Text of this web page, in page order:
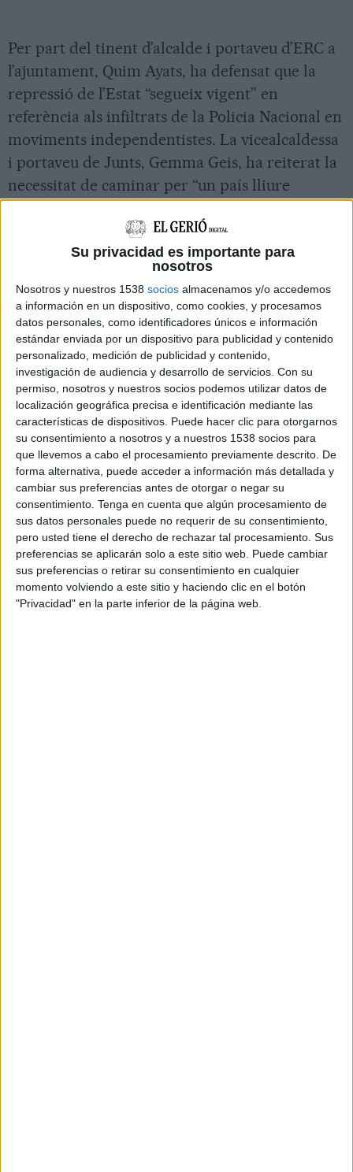
Su privacidad es importante para
nosotros
Nosotros y nuestros 1538 socios almacenamos y/o accedemos
a información en un dispositivo, como cookies, y procesamos
datos personales, como identificadores únicos e información
estándar enviada por un dispositivo para publicidad y contenido
personalizado, medición de publicidad y contenido,
investigación de audiencia y desarrollo de servicios. Con su
permiso, nosotros y nuestros socios podemos utilizar datos de
localización geográfica precisa e identificación mediante las
características de dispositivos. Puede hacer clic para otorgarnos
su consentimiento a nosotros y a nuestros 1538 socios para
que llevemos a cabo el procesamiento previamente descrito. De
forma alternativa, puede acceder a información más detallada y
cambiar sus preferencias antes de otorgar o negar su
consentimiento. Tenga en cuenta que algún procesamiento de
sus datos personales puede no requerir de su consentimiento,
pero usted tiene el derecho de rechazar tal procesamiento. Sus
preferencias se aplicarán solo a este sitio web. Puede cambiar
sus preferencias o retirar su consentimiento en cualquier
momento volviendo a este sitio y haciendo clic en el botón
"Privacidad" en la parte inferior de la página web.
Per part del tinent d’alcalde i portaveu d’ERC a
l’ajuntament, Quim Ayats, ha defensat que la
repressió de l’Estat “segueix vigent” en
referència als infiltrats de la Policia Nacional en
moviments independentistes. La vicealcaldessa
i portaveu de Junts, Gemma Geis, ha reiterat la
necessitat de caminar per “un país lliure
votar no comporti l’exili ni la presó”, en
referència als presos independentistes que van
Per la seva banda, els vuit regidors del PSC
s’han abstingut. El regidor Maxi Fuentes ha
assegurat que el consistori “no té competències”
per fer alguns dels punts que demana la moció i
ha assegurat que “el perill” de la democràcia és
“la presència de Vox” i l’increment de votants
de l’extrema dreta.
El PSC s’absté
L’abstenció del PSC ha fet que l’alcalde de
Girona, Lluc Salellas, critiqués la manca de
suport dels socialistes a la moció. “Esperava que
avui fóssim 25 regidors de 27 i no 17”, ha
declarat l’alcalde. En aquest sentit, Salellas ha